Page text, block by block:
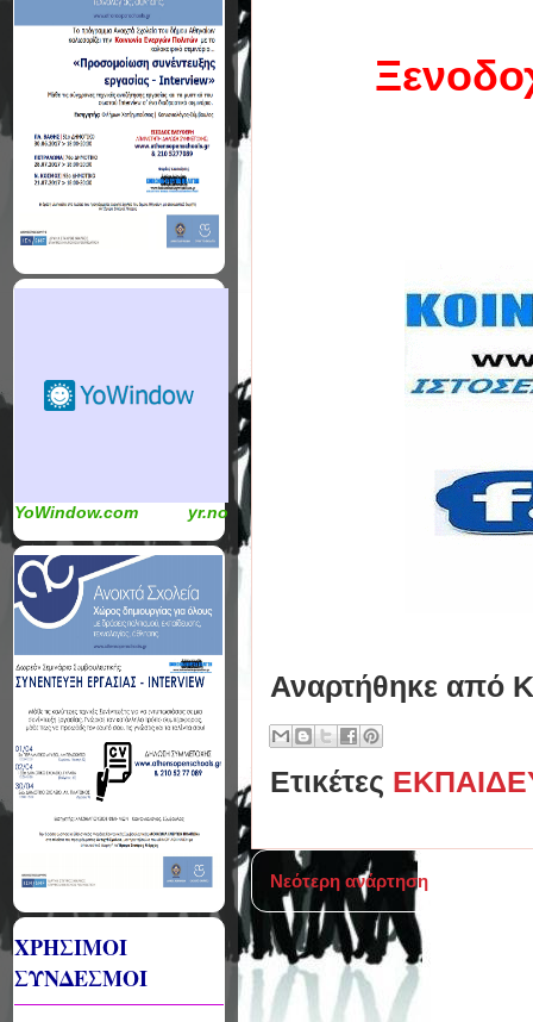
Αναρτήθηκε από
Ετικέτες
Νεότερη ανάρτηση
YoWindow.com yr.no
ΧΡΗΣΙΜΟΙ
ΣΥΝΔΕΣΜΟΙ